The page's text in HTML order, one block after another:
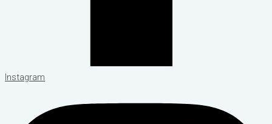
Instagram